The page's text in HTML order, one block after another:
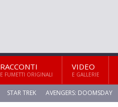
RACCONTI
E FUMETTI ORIGINALI
VIDEO
E GALLERIE
STAR TREK AVENGERS: DOOMSDAY